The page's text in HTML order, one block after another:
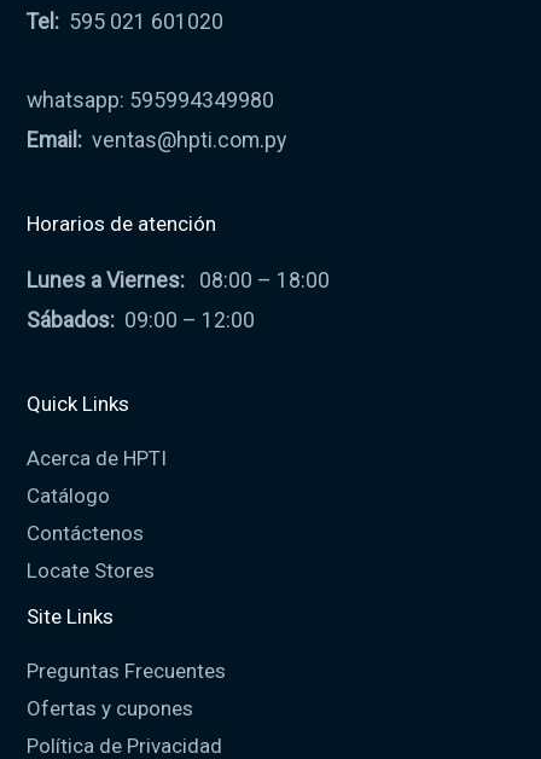
Tel: 595 021 601020
whatsapp: 595994349980
Email: ventas@hpti.com.py
Horarios de atención
Lunes a Viernes: 08:00 – 18:00
Sábados: 09:00 – 12:00
Quick Links
Acerca de HPTI
Catálogo
Contáctenos
Locate Stores
Site Links
Preguntas Frecuentes
Ofertas y cupones
Política de Privacidad